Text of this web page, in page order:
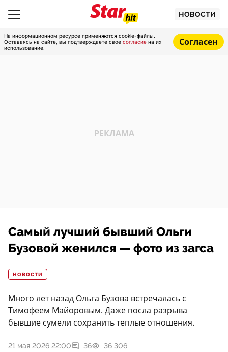
НОВОСТИ
На информационном ресурсе применяются cookie-файлы.
Оставаясь на сайте, вы подтверждаете свое согласие на их
использование.
Согласен
Самый лучший бывший Ольги
Бузовой женился — фото из загса
НОВОСТИ
Много лет назад Ольга Бузова встречалась с
Тимофеем Майоровым. Даже посла разрыва
бывшие сумели сохранить теплые отношения.
21 мая 2026 22:00 36 36 306